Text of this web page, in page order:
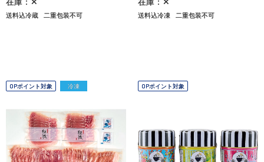
送料込冷蔵 二重包装不可 送料込冷凍 二重包装不可
OPポイント対象 冷凍 OPポイント対象